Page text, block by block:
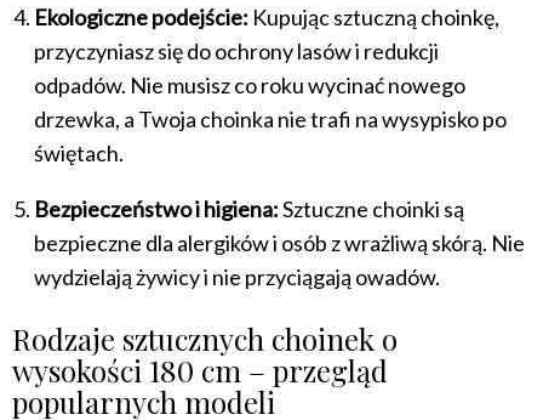
Ekologiczne podejście: Kupując sztuczną choinkę,
przyczyniasz się do ochrony lasów i redukcji
odpadów. Nie musisz co roku wycinać nowego
drzewka, a Twoja choinka nie trafi na wysypisko po
świętach.
Bezpieczeństwo i higiena:Sztuczne choinki są
bezpieczne dla alergików i osób z wrażliwą skórą. Nie
wydzielają żywicy i nie przyciągają owadów.
Rodzaje sztucznych choinek o
wysokości 180 cm – przegląd
popularnych modeli